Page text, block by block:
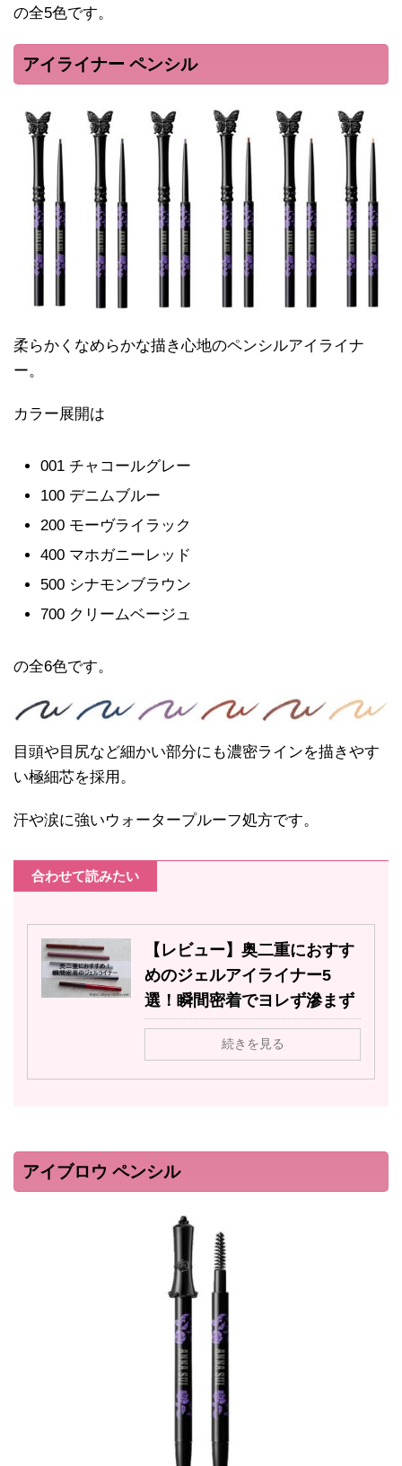
の全5色です。
アイライナー ペンシル
柔らかくなめらかな描き心地のペンシルアイライナ
ー。
カラー展開は
001 チャコールグレー
100 デニムブルー
200 モーヴライラック
400 マホガニーレッド
500 シナモンブラウン
700 クリームベージュ
の全6色です。
目頭や目尻など細かい部分にも濃密ラインを描きやす
い極細芯を採用。
汗や涙に強いウォータープルーフ処方です。
合わせて読みたい
【レビュー】奥二重におすす
めのジェルアイライナー5
選！瞬間密着でヨレず滲まず
続きを見る
アイブロウ ペンシル